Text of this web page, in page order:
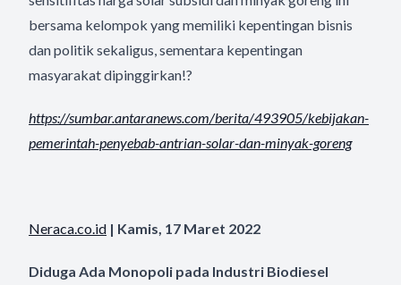
bersama kelompok yang memiliki kepentingan bisnis
dan politik sekaligus, sementara kepentingan
masyarakat dipinggirkan!?
https://sumbar.antaranews.com/berita/493905/kebijakan-
pemerintah-penyebab-antrian-solar-dan-minyak-goreng
Neraca.co.id | Kamis, 17 Maret 2022
Diduga Ada Monopoli pada Industri Biodiesel